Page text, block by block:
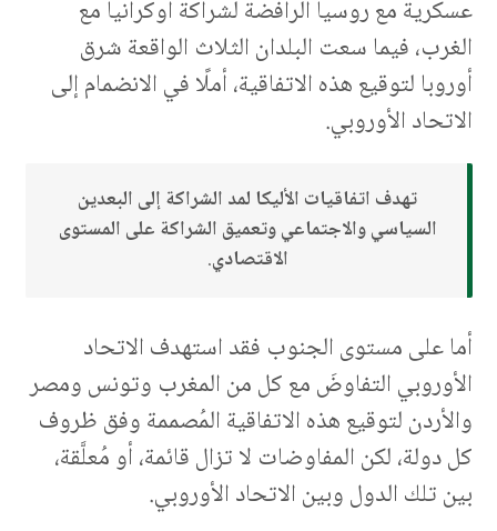
عسكرية مع روسيا الرافضة لشراكة أوكرانيا مع
الغرب، فيما سعت البلدان الثلاث الواقعة شرق
أوروبا لتوقيع هذه الاتفاقية، أملًا في الانضمام إلى
الاتحاد الأوروبي.
تهدف اتفاقيات الأليكا لمد الشراكة إلى البعدين
السياسي والاجتماعي وتعميق الشراكة على المستوى
الاقتصادي.
أما على مستوى الجنوب فقد استهدف الاتحاد
الأوروبي التفاوضَ مع كل من المغرب وتونس ومصر
والأردن لتوقيع هذه الاتفاقية المُصممة وفق ظروف
كل دولة، لكن المفاوضات لا تزال قائمة، أو مُعلَّقة،
بين تلك الدول وبين الاتحاد الأوروبي.